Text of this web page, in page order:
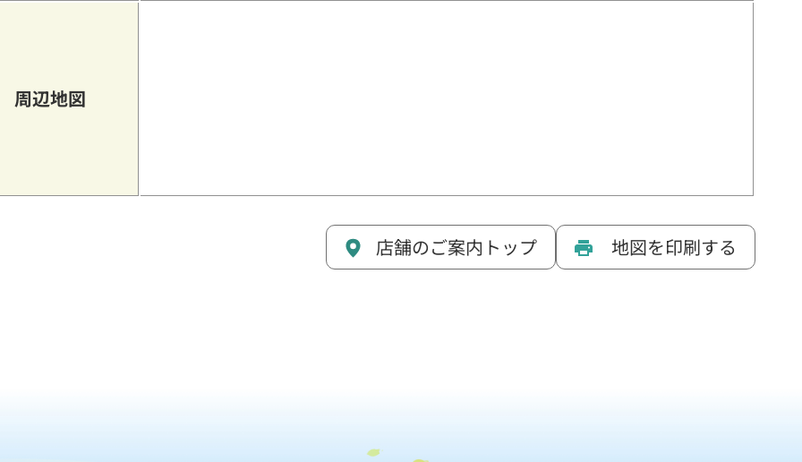
周辺地図
店舗のご案内トップ 地図を印刷する